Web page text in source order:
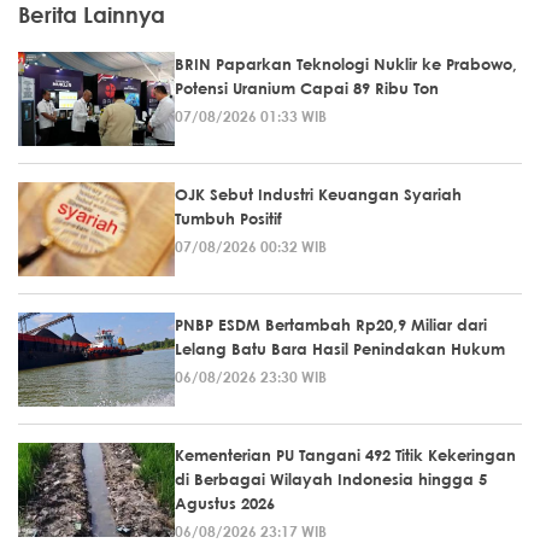
Berita Lainnya
BRIN Paparkan Teknologi Nuklir ke Prabowo,
Potensi Uranium Capai 89 Ribu Ton
07/08/2026 01:33 WIB
OJK Sebut Industri Keuangan Syariah
Tumbuh Positif
07/08/2026 00:32 WIB
PNBP ESDM Bertambah Rp20,9 Miliar dari
Lelang Batu Bara Hasil Penindakan Hukum
06/08/2026 23:30 WIB
Kementerian PU Tangani 492 Titik Kekeringan
di Berbagai Wilayah Indonesia hingga 5
Agustus 2026
06/08/2026 23:17 WIB